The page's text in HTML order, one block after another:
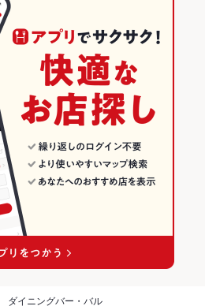
ダイニングバー・バル